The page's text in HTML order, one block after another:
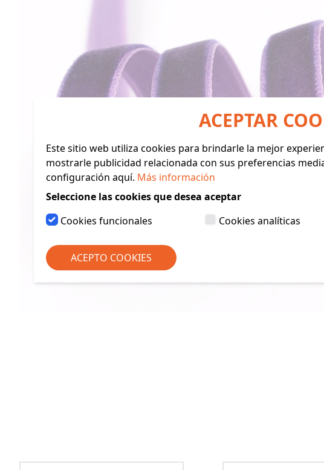
ACEPTAR
Este sitio web utiliza cookies para brindarle la mejor
mostrarle publicidad relacionada con sus preferencias
configuración aquí. Más información
Seleccione las cookies que desea aceptar
Cookies funcionales
Cookies analíticas
ACEPTO COOKIES